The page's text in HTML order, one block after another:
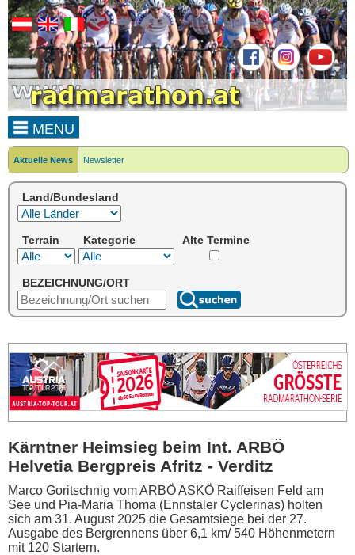
MENU
Aktuelle News Newsletter
Land/Bundesland
Terrain Kategorie Alte Termine
BEZEICHNUNG/ORT
Kärntner Heimsieg beim Int. ARBÖ
Helvetia Bergpreis Afritz - Verditz
Marco Goritschnig vom ARBÖ ASKÖ Raiffeisen Feld am
See und Pia-Maria Thoma (Ennstaler Cyclerinas) holten
sich am 31. August 2025 die Gesamtsiege bei der 27.
Ausgabe des Bergrennens über 6,1 km/ 540 Höhenmetern
mit 120 Startern.